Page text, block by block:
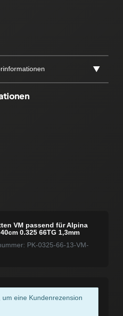
VM passend für Alpina
0.325 66TG 1,3mm
PK-0325-66-13-VM-
um eine Kundenrezension